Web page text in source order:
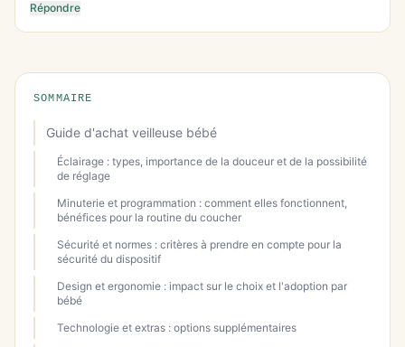
Répondre
SOMMAIRE
Guide d'achat veilleuse bébé
Éclairage : types, importance de la douceur et de la possibilité
de réglage
Minuterie et programmation : comment elles fonctionnent,
bénéfices pour la routine du coucher
Sécurité et normes : critères à prendre en compte pour la
sécurité du dispositif
Design et ergonomie : impact sur le choix et l'adoption par
bébé
Technologie et extras : options supplémentaires